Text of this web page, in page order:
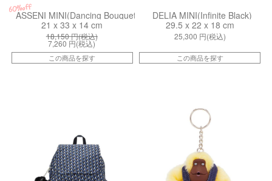
60%off
ASSENI MINI(Dancing Bouquet)
21 x 33 x 14 cm
18,150円(税込)
7,260 円(税込)
この商品を探す
DELIA MINI(Infinite Black)
29.5 x 22 x 18 cm
25,300 円(税込)
この商品を探す